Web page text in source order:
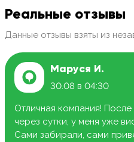
Реальные отзывы
Данные отзывы взяты из
Маруся И.
30.08 в 04:30
Отличная компания!
через сутки, у меня уже
Сами забирали, сами